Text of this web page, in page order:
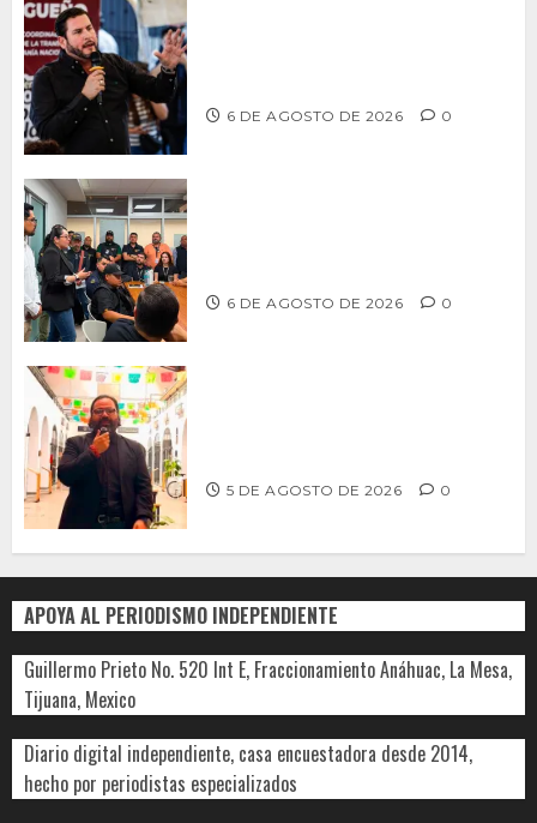
6 DE AGOSTO DE 2026 0
6 DE AGOSTO DE 2026 0
5 DE AGOSTO DE 2026 0
APOYA AL PERIODISMO INDEPENDIENTE
Guillermo Prieto No. 520 Int E, Fraccionamiento Anáhuac, La Mesa,
Tijuana, Mexico
Diario digital independiente, casa encuestadora desde 2014,
hecho por periodistas especializados